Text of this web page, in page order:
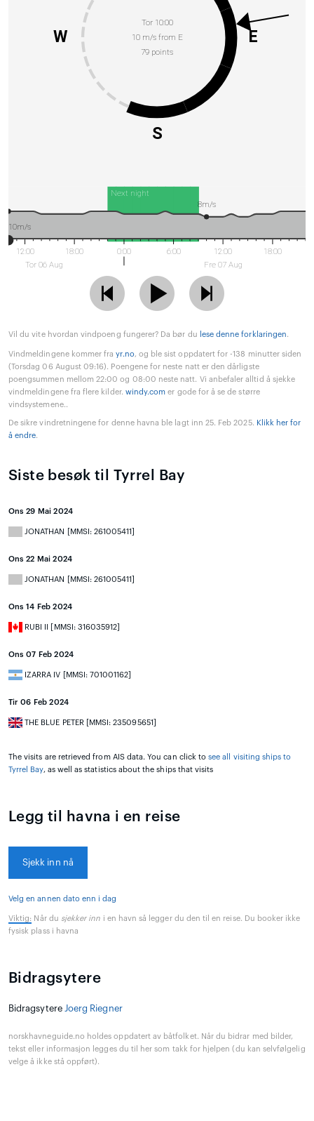
Tor 10:00
10 m/s from E
79 points
E
S
W
Next night
12:00
Tor 06 Aug
18:00 0:00 6:00
12:00
Fre 07 Aug
18:00
10m/s
8m/s
Vil du vite hvordan vindpoeng fungerer? Da bør du lese denne forklaringen.
Vindmeldingene kommer frayr.no, og ble sist oppdatert for -138 minutter siden
(Torsdag 06 August 09:16). Poengene for neste natt er den dårligste
poengsummen mellom 22:00 og 08:00 neste natt. Vi anbefaler alltid å sjekke
vindmeldingene fra flere kilder. windy.com er gode for å se de større
vindsystemene..
De sikre vindretningene for denne havna ble lagt inn 25. Feb 2025. Klikk her for
å endre.
Siste besøk til Tyrrel Bay
Ons 29 Mai 2024
JONATHAN [MMSI: 261005411]
Ons 22 Mai 2024
JONATHAN [MMSI: 261005411]
Ons 14 Feb 2024
RUBI II [MMSI: 316035912]
Ons 07 Feb 2024
IZARRA IV [MMSI: 701001162]
Tir 06 Feb 2024
THE BLUE PETER [MMSI: 235095651]
The visits are retrieved from AIS data. You can click tosee all visiting ships to
Tyrrel Bay, as well as statistics about the ships that visits
Legg til havna i en reise
Sjekk inn nå
Velg en annen dato enn i dag
Viktig: Når du sjekker inn i en havn så legger du den til en reise. Du booker ikke
fysisk plass i havna
Bidragsytere
Bidragsytere Joerg Riegner
norskhavneguide.no holdes oppdatert av båtfolket. Når du bidrar med bilder,
tekst eller informasjon legges du til her som takk for hjelpen (du kan selvfølgelig
velge å ikke stå oppført).